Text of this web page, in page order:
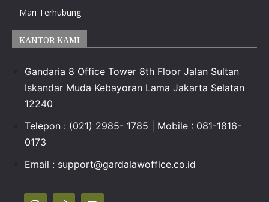
Mari Terhubung
KANTOR KAMI
Gandaria 8 Office Tower 8th Floor Jalan Sultan
Iskandar Muda Kebayoran Lama Jakarta Selatan
12240
Telepon : (021) 2985- 1785 | Mobile : 081-1816-
0173
Email : support@gardalawoffice.co.id